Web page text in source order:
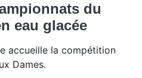
du
eau glacée
accueille la compétition
Dames.